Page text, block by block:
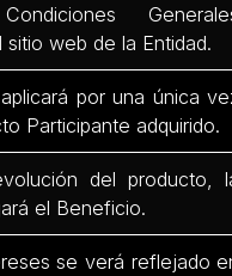
sitio web de la Entidad.
por una única
Participante adquirido.
del producto,
el Beneficio.
se verá reflejado